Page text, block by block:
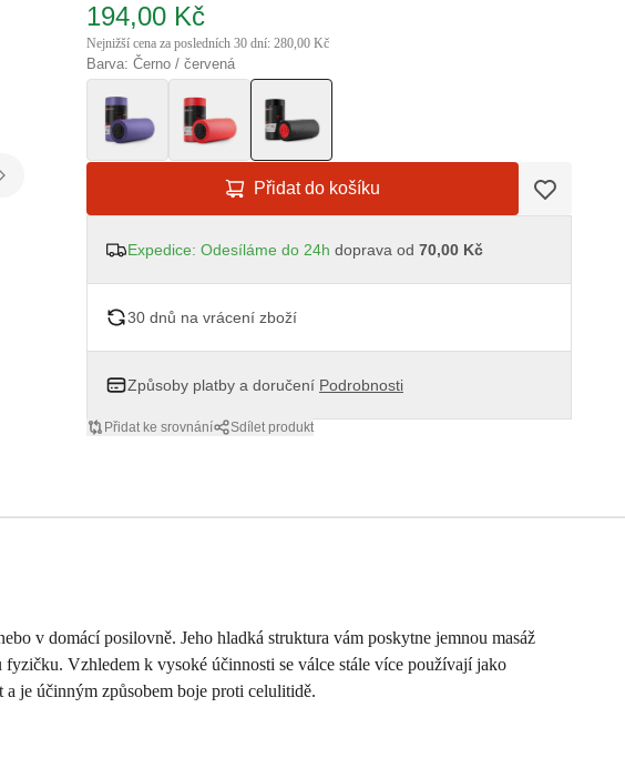
194,00 Kč
Nejnižší cena za posledních 30 dní: 280,00 Kč
Barva: Černo / červená
Přidat do košíku
Expedice: Odesíláme do 24h doprava od 70,00 Kč
30 dnů na vrácení zboží
Způsoby platby a doručení Podrobnosti
Přidat ke srovnání Sdílet produkt
v domácí posilovně. Jeho hladká struktura vám poskytne jemnou masáž
Vzhledem k vysoké účinnosti se válce stále více používají jako
je účinným způsobem boje proti celulitidě.